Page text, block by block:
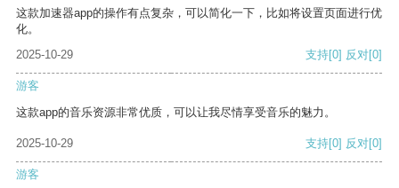
这款加速器app的操作有点复杂，可以简化一下，比如将设置页面进行优
化。
2025-10-29
支持[0] 反对[0]
游客
这款app的音乐资源非常优质，可以让我尽情享受音乐的魅力。
2025-10-29 支持[0] 反对[0]
游客